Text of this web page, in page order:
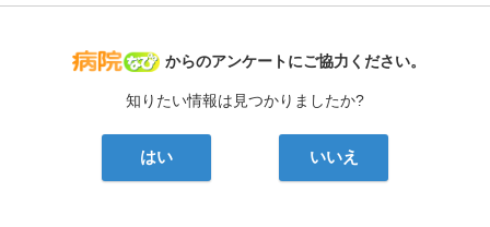
病院なび
からのアンケートにご協力ください。
知りたい情報は見つかりましたか?
はい いいえ